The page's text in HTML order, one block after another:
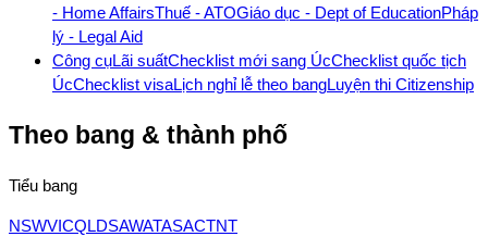
- Home AffairsThuế - ATOGiáo dục - Dept of EducationPháp
lý - Legal Aid
Công cụLãi suấtChecklist mới sang ÚcChecklist quốc tịch
ÚcChecklist visaLịch nghỉ lễ theo bangLuyện thi Citizenship
Theo bang & thành phố
Tiểu bang
NSWVICQLDSAWATASACTNT